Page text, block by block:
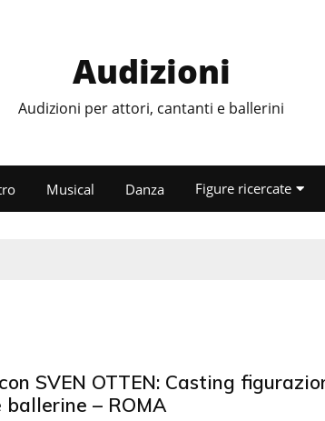
Audizioni
Audizioni per attori, cantanti e ballerini
Musical Danza Figure ricercate
SVEN OTTEN: Casting
– ROMA